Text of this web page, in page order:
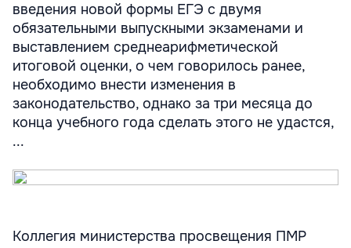
введения новой формы ЕГЭ с двумя
обязательными выпускными экзаменами и
выставлением среднеарифметической
итоговой оценки, о чем говорилось ранее,
необходимо внести изменения в
законодательство, однако за три месяца до
конца учебного года сделать этого не удастся,
...
Коллегия министерства просвещения ПМР